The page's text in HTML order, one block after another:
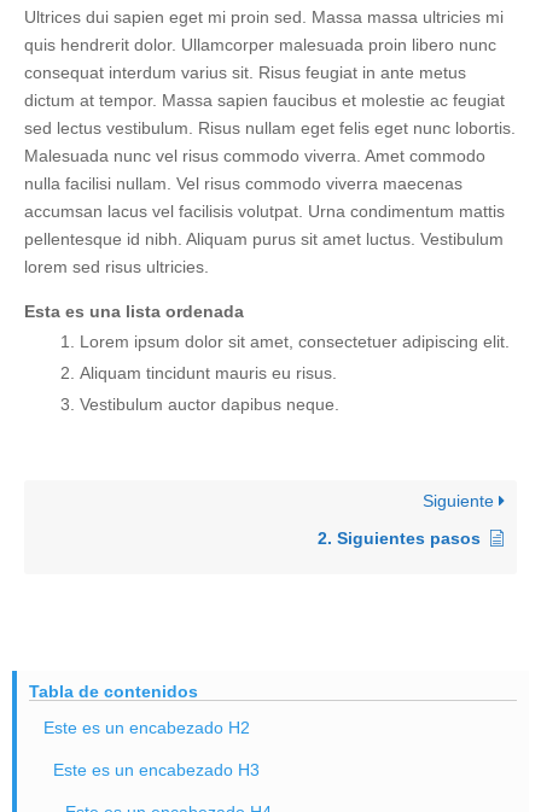
Ultrices dui sapien eget mi proin sed. Massa massa ultricies mi
quis hendrerit dolor. Ullamcorper malesuada proin libero nunc
consequat interdum varius sit. Risus feugiat in ante metus
dictum at tempor. Massa sapien faucibus et molestie ac feugiat
sed lectus vestibulum. Risus nullam eget felis eget nunc lobortis.
Malesuada nunc vel risus commodo viverra. Amet commodo
nulla facilisi nullam. Vel risus commodo viverra maecenas
accumsan lacus vel facilisis volutpat. Urna condimentum mattis
pellentesque id nibh. Aliquam purus sit amet luctus. Vestibulum
lorem sed risus ultricies.
Esta es una lista ordenada
Lorem ipsum dolor sit amet, consectetuer adipiscing elit.
Aliquam tincidunt mauris eu risus.
Vestibulum auctor dapibus neque.
Siguiente
2. Siguientes pasos
Tabla de contenidos
Este es un encabezado H2
Este es un encabezado H3